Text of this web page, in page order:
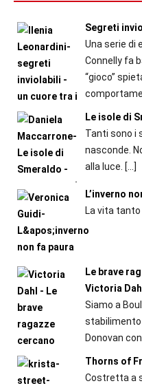
Segreti
Una serie di
Connelly fa
“gioco”
Le isole di
Tanti sono i
nasconde.
alla luce. […]
L’inverno
La vita
Le brave
Victoria Dahl
Siamo a
stabilimento
Donovan
Thorns of
Costretta a